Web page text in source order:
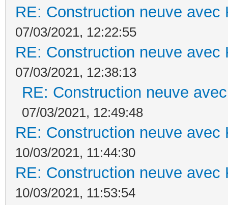
RE: Construction neuve avec
07/03/2021, 12:22:55
RE: Construction neuve avec
07/03/2021, 12:38:13
RE: Construction neuve
07/03/2021, 12:49:48
RE: Construction neuve avec
10/03/2021, 11:44:30
RE: Construction neuve avec
10/03/2021, 11:53:54